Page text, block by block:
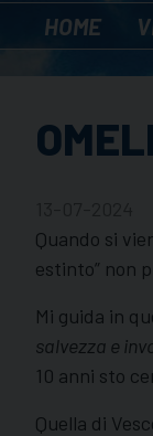
HOME
Quando si
estinto” non
Mi guida in
salvezza e
10 anni sto
Quella di